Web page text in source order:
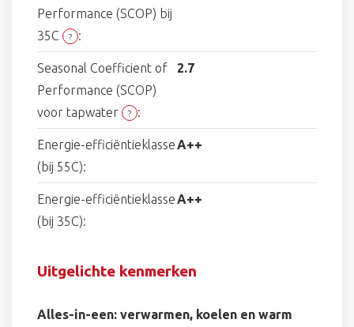
Performance (SCOP) bij
35C
? :
Seasonal Coefficient of
Performance (SCOP)
voor tapwater
? :
2.7
Energie-efficiëntieklasse
(bij 55C):
A++
Energie-efficiëntieklasse
(bij 35C):
A++
Uitgelichte kenmerken
Alles-in-een: verwarmen, koelen en warm